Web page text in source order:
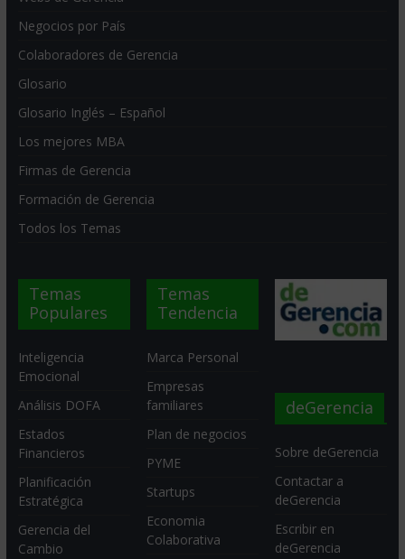
Negocios por País
Colaboradores de Gerencia
Glosario
Glosario Inglés – Español
Los mejores MBA
Firmas de Gerencia
Formación de Gerencia
Todos los Temas
Temas
Populares
Inteligencia
Emocional
Análisis DOFA
Estados
Financieros
Planificación
Estratégica
Gerencia del
Cambio
Temas
Tendencia
Marca Personal
Empresas
familiares
Plan de negocios
PYME
Startups
Economia
Colaborativa
deGerencia
Sobre deGerencia
Contactar a
deGerencia
Escribir en
deGerencia